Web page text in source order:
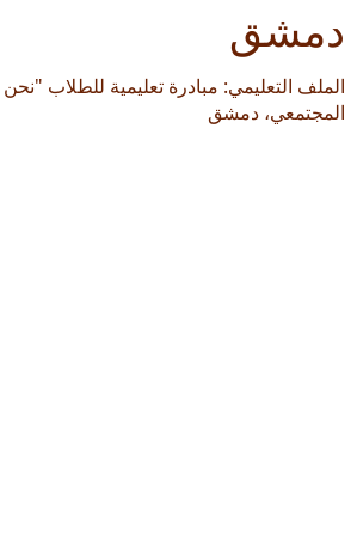
دمشق
الملف التعليمي: مبادرة تعليمية للطلاب
المجتمعي، دمشق